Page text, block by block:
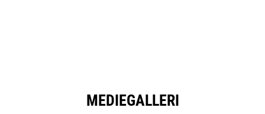
MEDIEGALLERI